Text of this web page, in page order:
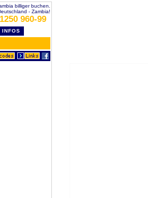
billiger buchen.
- Zambia!
960-99
INFOS